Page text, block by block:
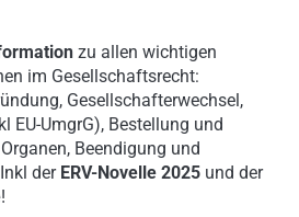
zu allen wichtigen
im Gesellschaftsrecht:
Gesellschafterwechsel,
EU-UmgrG), Bestellung und
Beendigung und
der ERV-Novelle 2025 und der
!